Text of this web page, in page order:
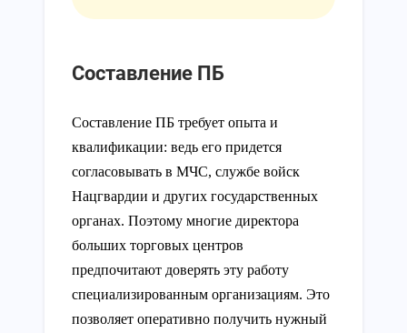
Составление ПБ
Составление ПБ требует опыта и
квалификации: ведь его придется
согласовывать в МЧС, службе войск
Нацгвардии и других государственных
органах. Поэтому многие директора
больших торговых центров
предпочитают доверять эту работу
специализированным организациям. Это
позволяет оперативно получить нужный